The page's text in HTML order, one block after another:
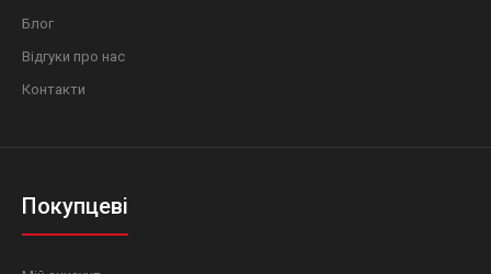
Блог
Відгуки про нас
Контакти
Покупцеві